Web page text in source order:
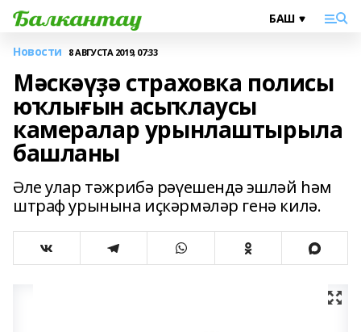
Новости 8 АВГУСТА 2019, 07:33
Мәскәүҙә страховка полисы
юҡлығын асыҡлаусы
камералар урынлаштырыла
башланы
Әле улар тәжрибә рәүешендә эшләй һәм
штраф урынына иҫкәрмәләр генә килә.